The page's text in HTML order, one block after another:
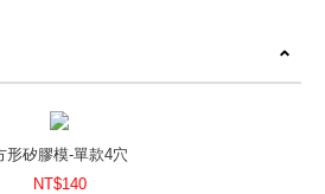
形矽膠模-單款4穴
NT$140